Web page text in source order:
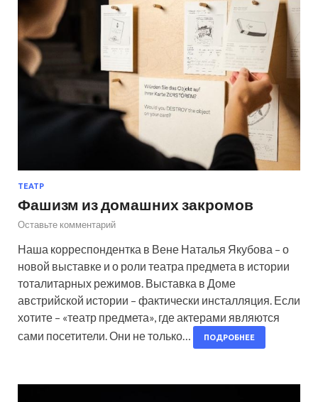
ТЕАТР
Фашизм из домашних закромов
Оставьте комментарий
Наша корреспондентка в Вене Наталья Якубова – о
новой выставке и о роли театра предмета в истории
тоталитарных режимов. Выставка в Доме
австрийской истории – фактически инсталляция. Если
хотите – «театр предмета», где актерами являются
сами посетители. Они не только…
ПОДРОБНЕЕ